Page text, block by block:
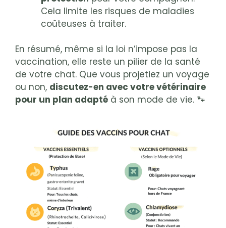
Cela limite les risques de maladies
coûteuses à traiter.
En résumé, même si la loi n’impose pas la
vaccination, elle reste un pilier de la santé
de votre chat. Que vous projetiez un voyage
ou non, discutez-en avec votre vétérinaire
pour un plan adapté à son mode de vie. 🐾